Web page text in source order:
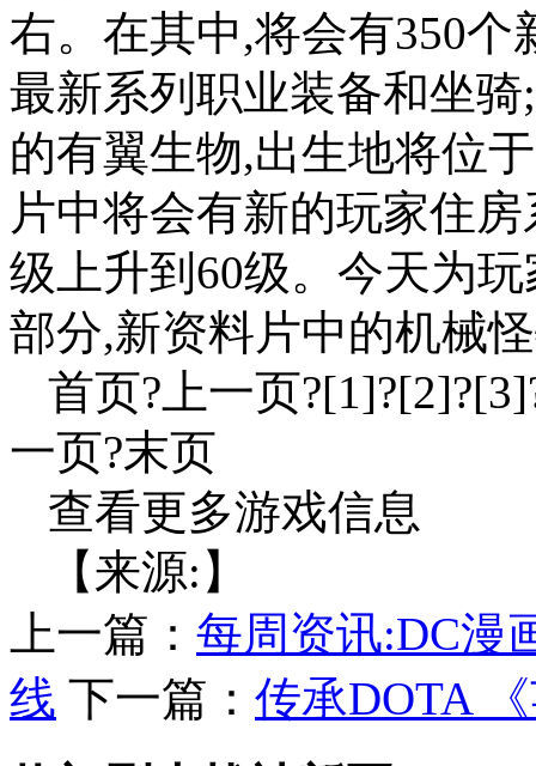
右。在其中,将会有350
最新系列职业装备和坐骑
的有翼生物,出生地将位
片中将会有新的玩家住
级上升到60级。今天为
部分,新资料片中的机械
首页?上一页
一页?末页
查看更多游戏信息
【来源:】
上一篇： 每周资讯:DC漫
线 下一篇： 传承DOTA